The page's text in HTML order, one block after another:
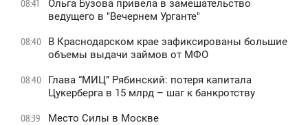
08:41
Ольга Бузова привела в замешательство
ведущего в "Вечернем Урганте"
08:40
В Краснодарском крае зафиксированы большие
объемы выдачи займов от МФО
08:40
Глава “МИЦ” Рябинский: потеря капитала
Цукерберга в 15 млрд – шаг к банкротству
08:39 Место Силы в Москве